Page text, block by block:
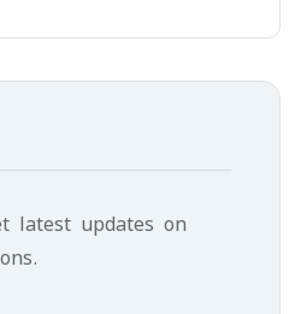
latest updates on